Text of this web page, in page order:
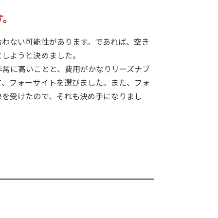
ない可能性があります。であれば、空き
ようと決めました。
に高いことと、費用がかなりリーズナブ
フォーサイトを選びました。また、フォ
受けたので、それも決め手になりまし